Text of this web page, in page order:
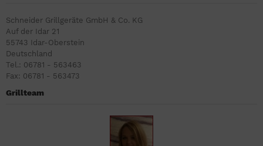
Schneider Grillgeräte GmbH & Co. KG
Auf der Idar 21
55743 Idar-Oberstein
Deutschland
Tel.: 06781 - 563463
Fax: 06781 - 563473
Grillteam